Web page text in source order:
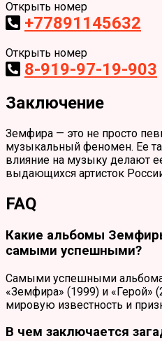
Открыть номер
+77891145632
Открыть номер
8-919-97-19-903
Заключение
Земфира — это не просто
музыкальный феномен. Ее
влияние на музыку делают
выдающихся артисток
FAQ
Какие альбомы
самыми успешными?
Самыми успешными
«Земфира» (1999) и «Герой»
мировую известность и
В чем заключается